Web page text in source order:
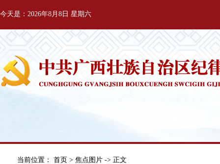
今天是：2026年8月8日 星期六
当前位置： 首页 > 焦点图片 -> 正文